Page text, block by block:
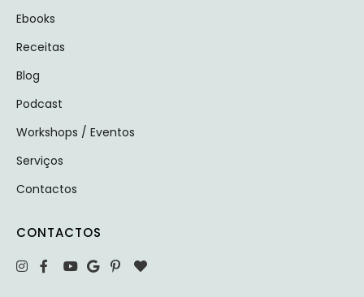
Ebooks
Receitas
Blog
Podcast
Workshops / Eventos
Serviços
Contactos
CONTACTOS